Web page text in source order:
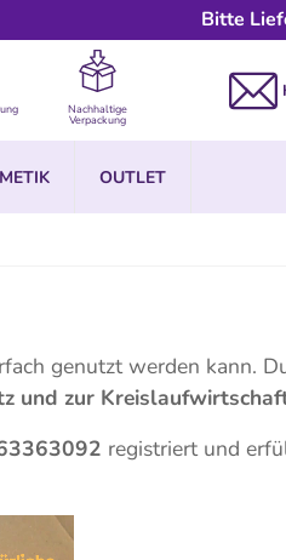
Bitte
Nachhaltige
Verpackung
OUTLET
genutzt werden kann.
und zur
registriert und